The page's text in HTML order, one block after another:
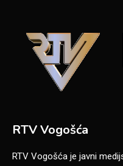
RTV Vogošća
RTV Vogošća je javni